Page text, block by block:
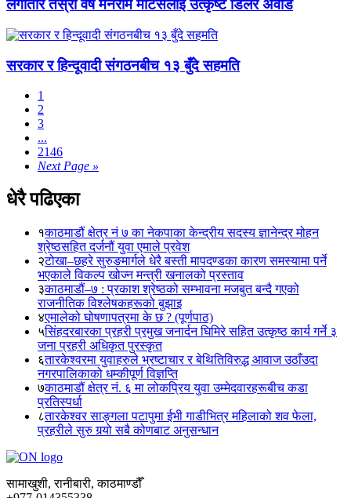
लगातार तेस्रो वर्ष मनराम मोटर्सलाई उत्कृष्ट डिलर अवार्ड
सरकार र हिन्दूवादी संगठनबीच १३ बुँदे सहमति
1
2
3
...
2146
Next Page »
धेरै पढिएका
१काठमाडौं क्षेत्र नं ७ का नेकपाका केन्द्रीय सदस्य ज्ञानेन्द्र मोहन
श्रेष्ठसहित दर्जनौं युवा एमाले प्रवेश
२टोखा–छहरे सुरुङमार्गले धेरै बस्ती मापदण्डका कारण समस्यामा पर्ने
भएकाले विकल्प खोज्न मन्त्री खनालको प्रस्ताव
३काठमाडौं–७ : प्रकाश श्रेष्ठको सम्भावना मजबुत बन्दै गएको
राजनीतिक विश्लेषकहरूको बुझाइ
४एमालेको घोषणापत्रमा के छ ? (पूर्णपाठ)
५सिंहदरबारका प्रहरी प्रमुख जनार्दन घिमिरे सहित उत्कृष्ठ कार्य गर्ने ३
जना प्रहरी अधिकृत पुरस्कृत
६तारकेश्वरमा युवाहरुले भ्रष्टाचार र बेथितिविरुद्ध आवाज उठाँउदा
नगरपालिकाको धम्कीपूर्ण विज्ञप्ति
७काठमाडौं क्षेत्र नं. ६ मा लोकप्रिय युवा उम्मेदवारहरूबीच कडा
प्रतिस्पर्धा
८तारकेश्वर साङ्गला पटापुमा ईभी गाडीभित्र महिलाको शव फेला,
प्रहरीले सुरु गर्‍यो सबै कोणबाट अनुसन्धान
सामाखुशी, रानीबारी, काठमाण्डौँ